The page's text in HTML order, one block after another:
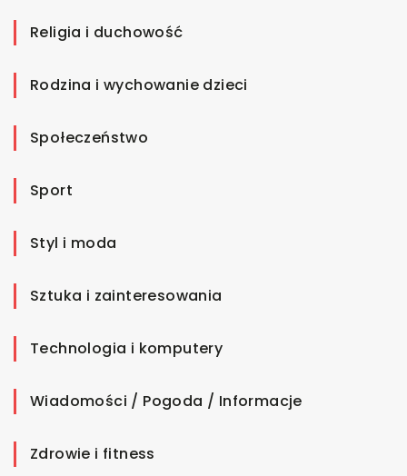
Religia i duchowość
Rodzina i wychowanie dzieci
Społeczeństwo
Sport
Styl i moda
Sztuka i zainteresowania
Technologia i komputery
Wiadomości / Pogoda / Informacje
Zdrowie i fitness